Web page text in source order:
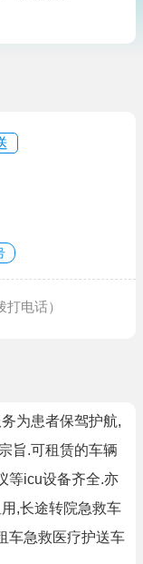
打电话）
为患者保驾护航,
旨.可租赁的车辆
等icu设备齐全.亦
,长途转院急救车
车急救医疗护送车